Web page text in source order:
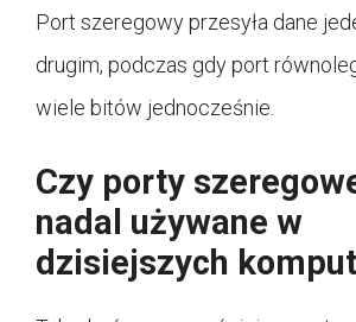
Port szeregowy przesyła dane
drugim, podczas gdy port
wiele bitów jednocześnie.
Czy porty
nadal używane w
dzisiejszych